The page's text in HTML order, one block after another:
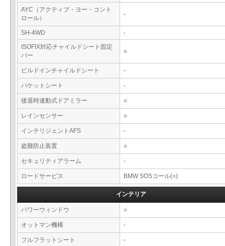
AYC（アクティブ・ヨー・コント
ロール）
-
SH-4WD
-
ISOFIX対応チャイルドシート固定
バー
○
ビルドインチャイルドシート -
バケットシート -
後退時連動式ドアミラー ○
レインセンサー ○
インテリジェントAFS -
盗難防止装置 ○
セキュリティアラーム -
ロードサービス BMW SOSコール(○)
インテリア
パワーウィンドウ ○
オットマン機構 -
フルフラットシート -